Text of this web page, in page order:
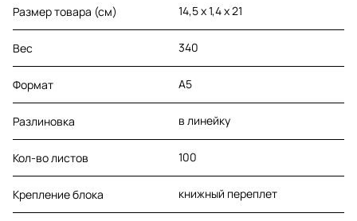
Размер товара (см) 14,5 x 1,4 x 21
Вес 340
Формат A5
Разлиновка в линейку
Кол-во листов 100
Крепление блока книжный переплет